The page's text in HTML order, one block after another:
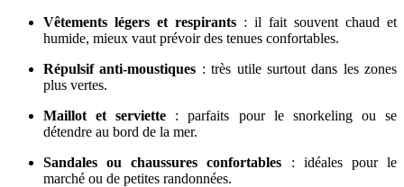
Vêtements légers et respirants : il fait souvent chaud et
humide, mieux vaut prévoir des tenues confortables.
Répulsif anti-moustiques : très utile surtout dans les zones
plus vertes.
Maillot et serviette : parfaits pour le snorkeling ou se
détendre au bord de la mer.
Sandales ou chaussures confortables : idéales pour le
marché ou de petites randonnées.